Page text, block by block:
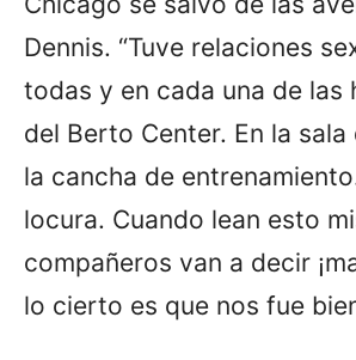
Dennis. “Tuve relaciones
todas y en cada una de las
del Berto Center. En la sala
la cancha de
locura. Cuando lean esto
compañeros van a decir
lo cierto es que nos fue